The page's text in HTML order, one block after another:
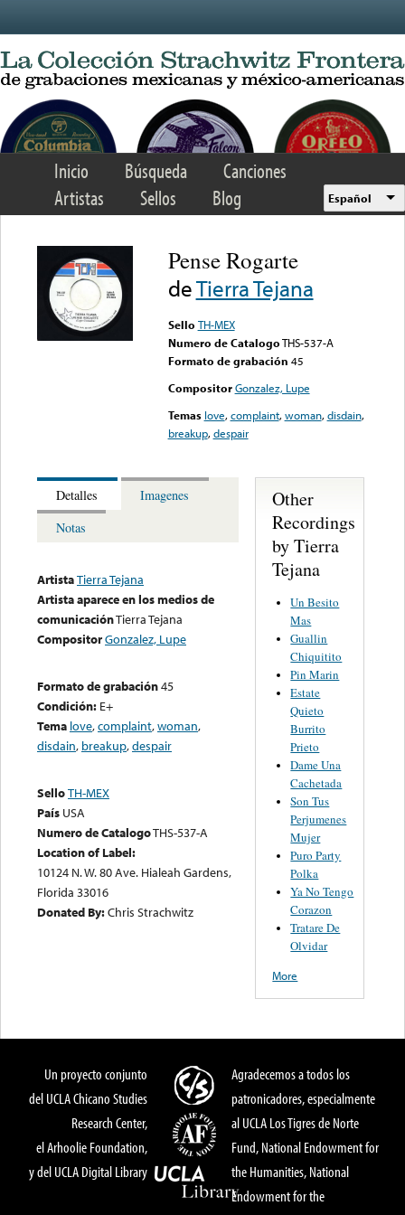
Inicio Búsqueda
Canciones
Artistas
Sellos Blog Español
Pense Rogarte
deTierra Tejana
Sello TH-MEX
Numero de CatalogoTHS-537-A
Formato de grabación 45
Compositor Gonzalez, Lupe
Temas love,complaint,woman,disdain,
breakup,despair
Detalles
Imagenes
Notas
ArtistaTierra Tejana
Artista aparece en los medios de
comunicaciónTierra Tejana
CompositorGonzalez, Lupe
Formato de grabación45
Condición: E+
Tema love,complaint,woman,
disdain, breakup,despair
SelloTH-MEX
País USA
Numero de CatalogoTHS-537-A
Location of Label:
10124 N. W. 80 Ave. Hialeah Gardens,
Florida 33016
Donated By:Chris Strachwitz
Other
Recordings
by Tierra
Tejana
Un Besito
Mas
Guallin
Chiquitito
Pin Marin
Estate
Quieto
Burrito
Prieto
Dame Una
Cachetada
Son Tus
Perjumenes
Mujer
Puro Party
Polka
Ya No Tengo
Corazon
Tratare De
Olvidar
More
Un proyecto conjunto
del UCLA Chicano Studies
Research Center,
el Arhoolie Foundation,
y del UCLA Digital Library
Agradecemos a todos los
patronicadores, especialmente
al UCLA Los Tigres de Norte
Fund, National Endowment for
the Humanities, National
Endowment for the